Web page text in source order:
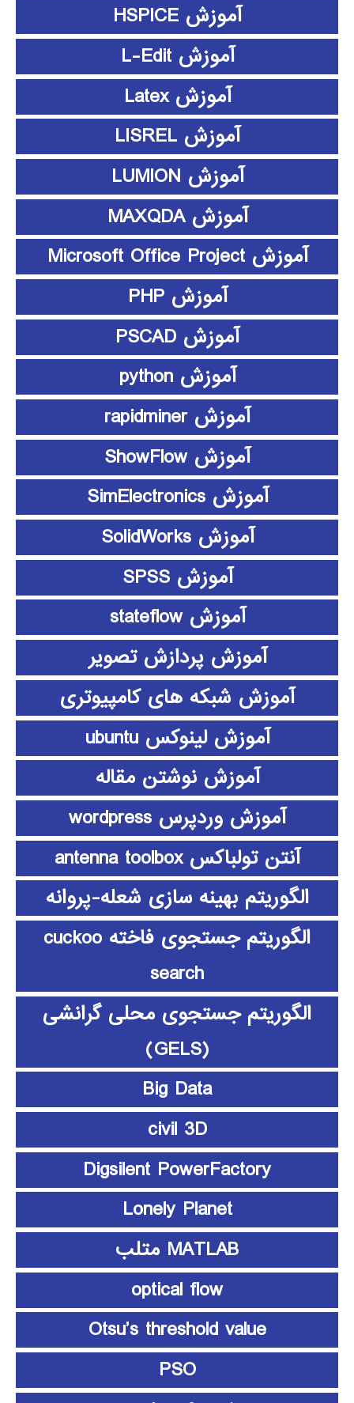
آموزش HSPICE
آموزش L-Edit
آموزش Latex
آموزش LISREL
آموزش LUMION
آموزش MAXQDA
آموزش Microsoft Office Project
آموزش PHP
آموزش PSCAD
آموزش python
آموزش rapidminer
آموزش ShowFlow
آموزش SimElectronics
آموزش SolidWorks
آموزش SPSS
آموزش stateflow
آموزش پردازش تصویر
آموزش شبکه های کامپیوتری
آموزش لینوکس ubuntu
آموزش نوشتن مقاله
آموزش وردپرس wordpress
آنتن تولباکس antenna toolbox
الگوریتم بهینه سازی شعله-پروانه
الگوریتم جستجوی فاخته cuckoo
search
الگوریتم جستجوی محلی گرانشی
(GELS)
Big Data
civil 3D
Digsilent PowerFactory
Lonely Planet
MATLAB متلب
optical flow
Otsu’s threshold value
PSO